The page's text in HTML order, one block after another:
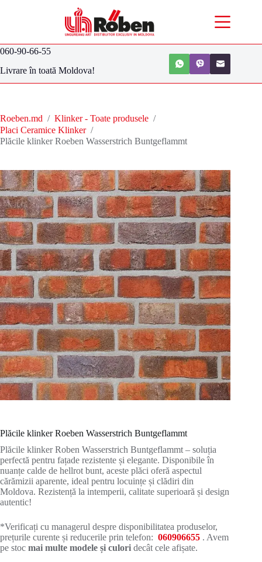
060-90-66-55
Livrare în toată Moldova!
Roeben.md / Klinker - Toate produsele /
Placi Ceramice Klinker /
Plăcile klinker Roeben Wasserstrich Buntgeflammt
Plăcile klinker Roeben Wasserstrich Buntgeflammt
Plăcile klinker Roben Wasserstrich Buntgeflammt – soluția
perfectă pentru fațade rezistente și elegante. Disponibile în
nuanțe calde de hellrot bunt, aceste plăci oferă aspectul
cărămizii aparente, ideal pentru locuințe și clădiri din
Moldova. Rezistență la intemperii, calitate superioară și design
autentic!
*Verificați cu managerul despre disponibilitatea produselor,
prețurile curente și reducerile prin telefon: 060906655 . Avem
pe stoc mai multe modele și culori decât cele afișate.